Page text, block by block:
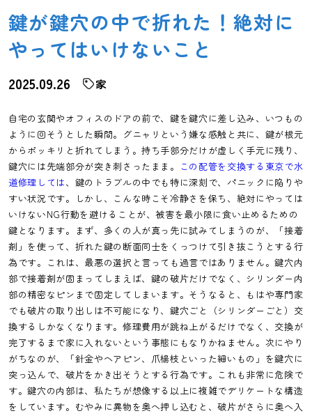
鍵が鍵穴の中で折れた！絶対に
やってはいけないこと
2025.09.26 家
自宅の玄関やオフィスのドアの前で、鍵を鍵穴に差し込み、いつもの
ように回そうとした瞬間。グニャリという嫌な感触と共に、鍵が根元
からポッキリと折れてしまう。持ち手部分だけが虚しく手元に残り、
鍵穴には先端部分が突き刺さったまま。 この配管を交換する東京で水
道修理しては、鍵のトラブルの中でも特に深刻で、パニックに陥りや
すい状況です。しかし、こんな時こそ冷静さを保ち、絶対にやっては
いけないNG行動を避けることが、被害を最小限に食い止めるための
鍵となります。まず、多くの人が真っ先に試みてしまうのが、「接着
剤」を使って、折れた鍵の断面同士をくっつけて引き抜こうとする行
為です。これは、最悪の選択と言っても過言ではありません。鍵穴内
部で接着剤が固まってしまえば、鍵の破片だけでなく、シリンダー内
部の精密なピンまで固定してしまいます。そうなると、もはや専門家
でも破片の取り出しは不可能になり、鍵穴ごと（シリンダーごと）交
換するしかなくなります。修理費用が跳ね上がるだけでなく、交換が
完了するまで家に入れないという事態にもなりかねません。次にやり
がちなのが、「針金やヘアピン、爪楊枝といった細いもの」を鍵穴に
突っ込んで、破片をかき出そうとする行為です。これも非常に危険で
す。鍵穴の内部は、私たちが想像する以上に複雑でデリケートな構造
をしています。むやみに異物を奥へ押し込むと、破片がさらに奥へ入